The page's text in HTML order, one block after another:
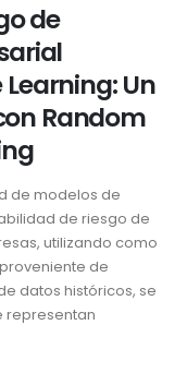
de
Un
Random
de modelos de
de riesgo de
utilizando como
de
datos históricos, se
representan